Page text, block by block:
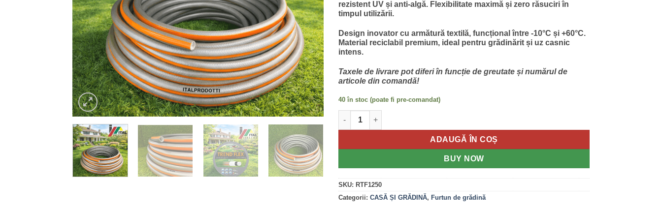
rezistent UV și anti-algă. Flexibilitate maximă și zero răsuciri în
timpul utilizării.
Design inovator cu armătură textilă, funcțional între -10°C și +60°C.
Material reciclabil premium, ideal pentru grădinărit și uz casnic
intens.
Taxele de livrare pot diferi în funcție de greutate și numărul de
articole din comandă!
40 în stoc (poate fi pre-comandat)
Cantitate Furtun Gradina Trend Flex 3 Straturi 1/2, 50ML
ADAUGĂ ÎN COȘ
BUY NOW
SKU: RTF1250
Categorii: CASĂ ȘI GRĂDINĂ, Furtun de grădină